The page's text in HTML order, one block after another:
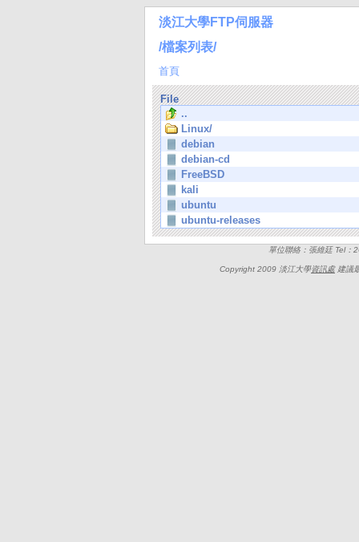
淡江大學FTP伺服器
/檔案列表/
首頁
File
..
Linux/
debian
debian-cd
FreeBSD
kali
ubuntu
ubuntu-releases
單位聯絡：張維廷 Tel
Copyright 2009 淡江大學資訊處建議